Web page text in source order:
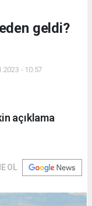
geldi?
- 10:57
açıklama
OL